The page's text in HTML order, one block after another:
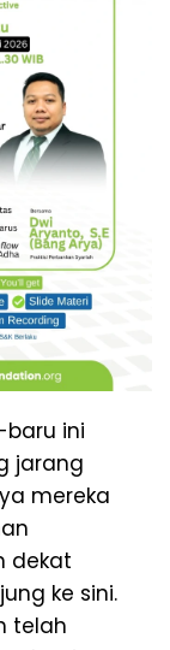
baru ini
jarang
mereka
dekat
ke sini.
telah